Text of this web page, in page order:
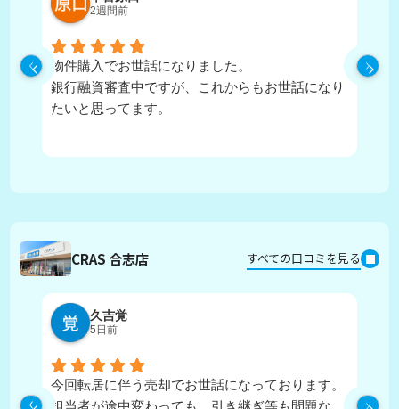
2週間前
物件購入でお世話になりました。
銀行融資審査中ですが、これからもお世話になり
たいと思ってます。
CRAS 合志店 すべての口コミを見る
久吉覚
5日前
今回転居に伴う売却でお世話になっております。
担当者が途中変わっても、引き継ぎ等も問題な